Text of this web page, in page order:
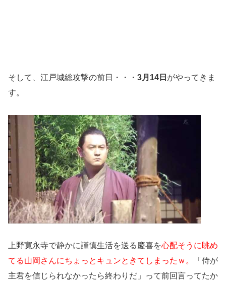
そして、江戸城総攻撃の前日・・・ 3月14日 がやってきま
す。
上野寛永寺で静かに謹慎生活を送る慶喜を心配そうに眺め
てる山岡さんにちょっとキュンときてしまったｗ。
「侍が
主君を信じられなかったら終わりだ」って前回言ってたか